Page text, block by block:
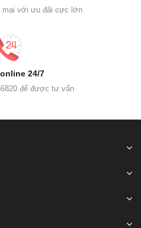
mại với ưu đãi cực lớn
24/7
để được tư vấn